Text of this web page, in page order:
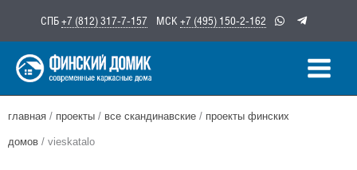
содержимому
СПБ+7 (812) 317-7-157 МСК +7 (495) 150-2-162
главная / проекты / все скандинавские / проекты финских
домов / vieskatalo